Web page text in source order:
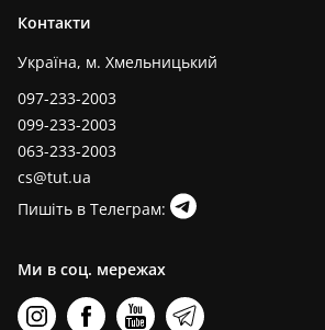
Контакти
Україна, м. Хмельницький
097-233-2003
099-233-2003
063-233-2003
cs@tut.ua
Пишіть в Телеграм:
Ми в соц. мережах